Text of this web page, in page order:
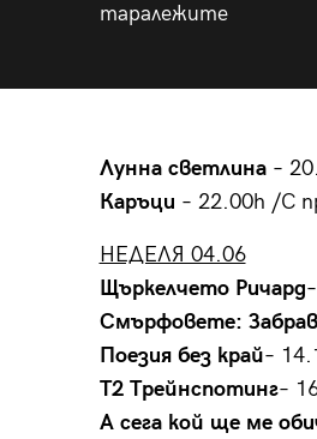
таралежите
Луннасветлина–
Каръци – 22.00h /С
НЕДЕЛЯ 04.06
Щъркелчето Ричард
Смърфовете:
Поезия без край–
Т2 Трейнспотинг–
А сега кой ще ме